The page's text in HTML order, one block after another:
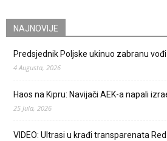
NAJNOVIJE
Predsjednik Poljske ukinuo zabranu
4 Augusta, 2026
Haos na Kipru: Navijači AEK-a napali
25 Jula, 2026
VIDEO: Ultrasi u krađi transparenata